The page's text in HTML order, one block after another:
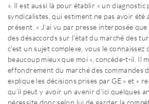
». Il est aussi là pour établir « un diagnostic
syndicalistes, qui estiment ne pas avoir été
présent. « J’ai vu par presse interposée
des désaccords sur l’état du marché des
c’est un sujet complexe, vous le
beaucoup mieux que moi », concède-t-il. Il
effondrement du marché des commandes
explique les décisions prises par GE » et «
qu’il peut y avoir un avenir d’ici quelques
nécessite donc selon lui de garder la